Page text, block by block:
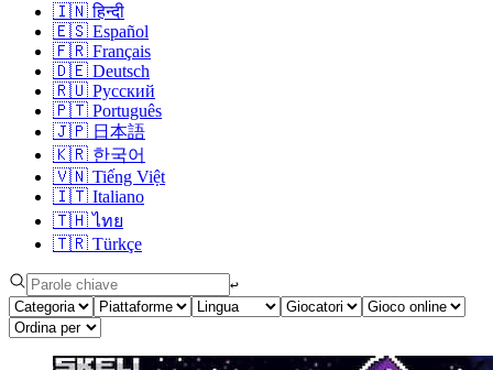
🇮🇳 हिन्दी
🇪🇸 Español
🇫🇷 Français
🇩🇪 Deutsch
🇷🇺 Русский
🇵🇹 Português
🇯🇵 日本語
🇰🇷 한국어
🇻🇳 Tiếng Việt
🇮🇹 Italiano
🇹🇭 ไทย
🇹🇷 Türkçe
↩︎